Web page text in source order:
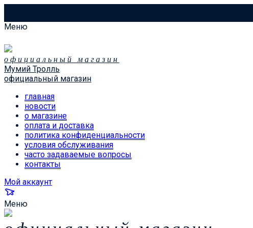
Меню
официальный магазин
Мумий Тролль
официальный магазин
главная
новости
о магазине
оплата и доставка
политика конфиденциальности
условия обслуживания
часто задаваемые вопросы
контакты
Мой аккаунт
Меню